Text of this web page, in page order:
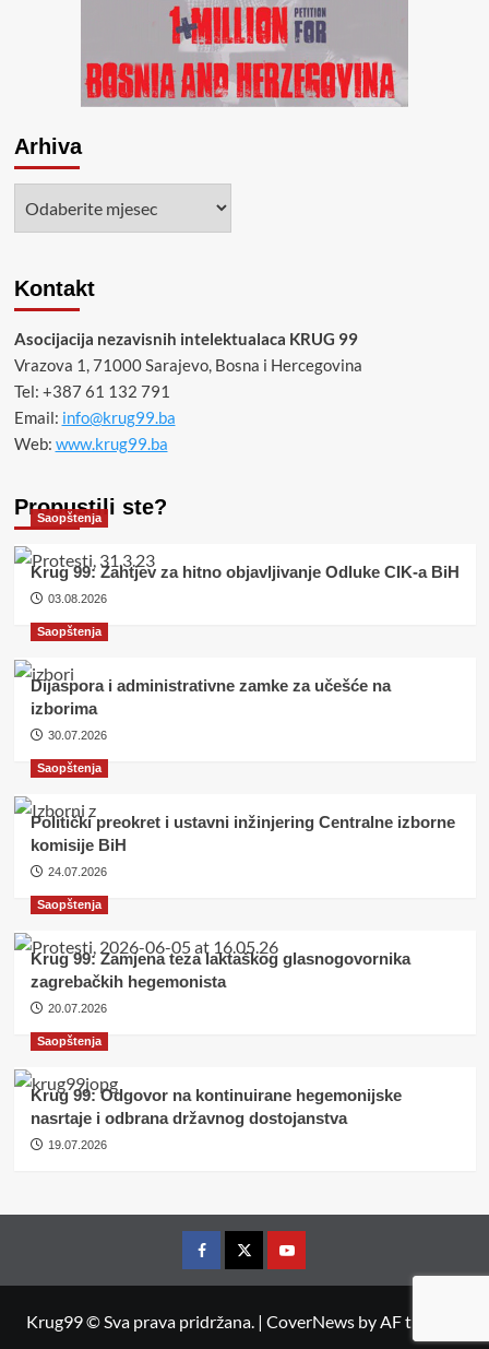
Arhiva
Kontakt
Asocijacija nezavisnih intelektualaca KRUG 99
Vrazova 1, 71000 Sarajevo, Bosna i Hercegovina
Tel: +387 61 132 791
Email: info@krug99.ba
Web: www.krug99.ba
Propustili ste?
Saopštenja
Krug 99: Zahtjev za hitno objavljivanje Odluke CIK-a BiH
03.08.2026
Saopštenja
Dijaspora i administrativne zamke za učešće na
izborima
30.07.2026
Saopštenja
Politički preokret i ustavni inžinjering Centralne izborne
komisije BiH
24.07.2026
Saopštenja
Krug 99: Zamjena teza laktaškog glasnogovornika
zagrebačkih hegemonista
20.07.2026
Saopštenja
Krug 99: Odgovor na kontinuirane hegemonijske
nasrtaje i odbrana državnog dostojanstva
19.07.2026
FacebookTwitterYouTube
Krug99 © Sva prava pridržana. | CoverNewsby AF themes.